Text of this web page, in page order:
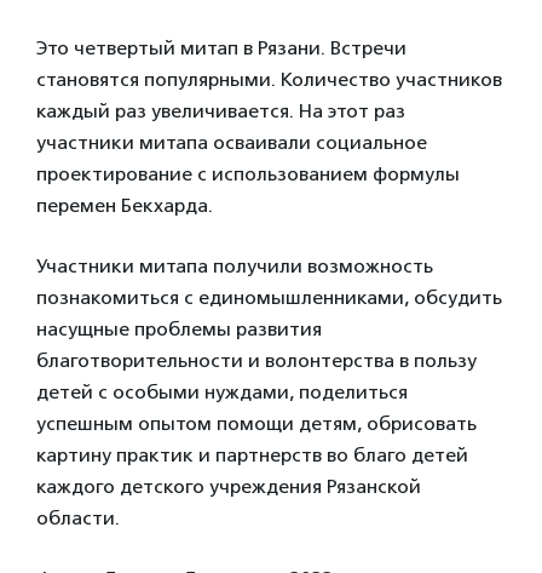
Это четвертый митап в Рязани. Встречи
становятся популярными. Количество участников
каждый раз увеличивается. На этот раз
участники митапа осваивали социальное
проектирование с использованием формулы
перемен Бекхарда.
Участники митапа получили возможность
познакомиться с единомышленниками, обсудить
насущные проблемы развития
благотворительности и волонтерства в пользу
детей с особыми нуждами, поделиться
успешным опытом помощи детям, обрисовать
картину практик и партнерств во благо детей
каждого детского учреждения Рязанской
области.